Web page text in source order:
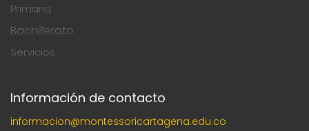
Primaria
Bachillerato
Servicios
Información de contacto
informacion@montessoricartagena.edu.co